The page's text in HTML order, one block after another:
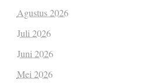
Agustus 2026
Juli 2026
Juni 2026
Mei 2026